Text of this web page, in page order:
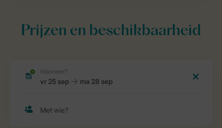
Prijzen en beschikbaarheid